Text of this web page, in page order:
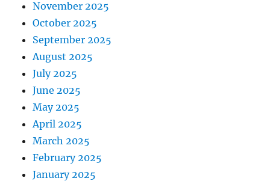
November 2025
October 2025
September 2025
August 2025
July 2025
June 2025
May 2025
April 2025
March 2025
February 2025
January 2025